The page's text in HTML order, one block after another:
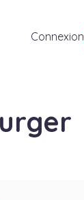
Connexion